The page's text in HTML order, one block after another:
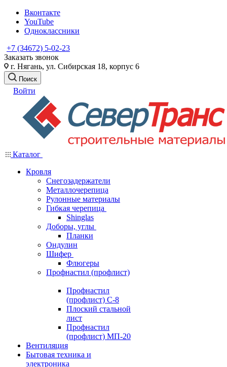
Вконтакте
YouTube
Одноклассники
+7 (34672) 5-02-23
Заказать звонок
г. Нягань, ул. Сибирская 18, корпус 6
Поиск
Войти
Каталог
Кровля
Снегозадержатели
Металлочерепица
Рулонные материалы
Гибкая черепица
Shinglas
Доборы, углы
Планки
Ондулин
Шифер
Флюгеры
Профнастил (профлист)
Профнастил
(профлист) С-8
Плоский стальной
лист
Профнастил
(профлист) МП-20
Вентиляция
Бытовая техника и
электроника